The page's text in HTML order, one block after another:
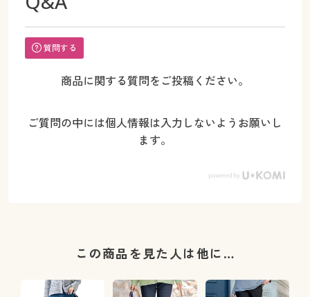
質問する
商品に関する質問をご投稿ください。
ご質問の中には個人情報は入力しないようお願いし
ます。
この商品を見た人は他に…